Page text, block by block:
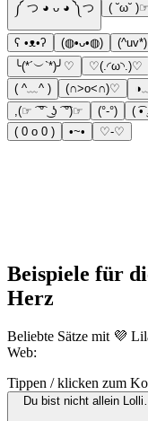
༼ つ ◕ ᴗ ◕ ༽つ ( ˘ω˘
ʕ •ᴥ•ʔ (◍•ᴗ•◍) (^uv*)
╰(*´︶`*)╯♡
♡(.◜ω◝.)♡
( ^﹏^ )
(∩˃o˂∩)♡
,(☞ ͡ ͡° ͜ ʖ ͡ ͡°)☞
(°-°) ( ͡•
( 0 o 0 )
•~• ♡-♡
Beispiele für
Herz
Beliebte Sätze mit 💜
Web:
Tippen / klicken zum
Du bist nicht allein